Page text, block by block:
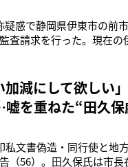
疑惑で静岡県伊東市の前
査請求を行った。現在
し監査請求を行なった
バーです。7
加減にして欲しい
を重ねた“田久
私文書偽造・同行使と地
（56）。田久保氏は市